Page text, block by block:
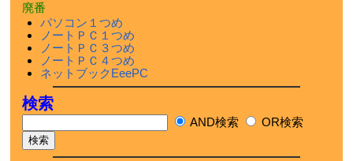
廃番
パソコン１つめ
ノートＰＣ１つめ
ノートＰＣ３つめ
ノートＰＣ４つめ
ネットブックEeePC
検索
AND検索 OR検索